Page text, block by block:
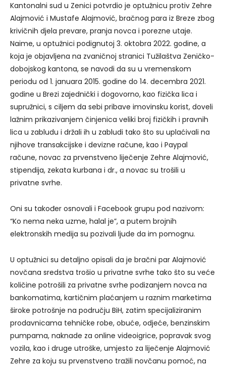
Kantonalni sud u Zenici potvrdio je optužnicu protiv Zehre
Alajmović i Mustafe Alajmović, bračnog para iz Breze zbog
krivičnih djela prevare, pranja novca i porezne utaje.
Naime, u optužnici podignutoj 3. oktobra 2022. godine, a
koja je objavljena na zvaničnoj stranici Tužilaštva Zeničko-
dobojskog kantona, se navodi da su u vremenskom
periodu od 1. januara 2015. godine do 14. decembra 2021.
godine u Brezi zajednički i dogovorno, kao fizička lica i
supružnici, s ciljem da sebi pribave imovinsku korist, doveli
lažnim prikazivanjem činjenica veliki broj fizičkih i pravnih
lica u zabludu i držali ih u zabludi tako što su uplaćivali na
njihove transakcijske i devizne račune, kao i Paypal
račune, novac za prvenstveno liječenje Zehre Alajmović,
stipendija, zekata kurbana i dr., a novac su trošili u
privatne svrhe.
Oni su također osnovali i Facebook grupu pod nazivom:
“Ko nema neka uzme, halal je”, a putem brojnih
elektronskih medija su pozivali ljude da im pomognu.
U optužnici su detaljno opisali da je bračni par Alajmović
novčana sredstva trošio u privatne svrhe tako što su veće
količine potrošili za privatne svrhe podizanjem novca na
bankomatima, kartičnim plaćanjem u raznim marketima
široke potrošnje na području BiH, zatim specijaliziranim
prodavnicama tehničke robe, obuće, odjeće, benzinskim
pumpama, naknade za online videoigrice, popravak svog
vozila, kao i druge utroške, umjesto za liječenje Alajmović
Zehre za koju su prvenstveno tražili novčanu pomoć, na